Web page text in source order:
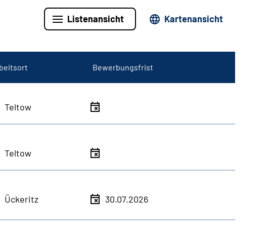
Listenansicht Kartenansicht
Bewerbungsfrist
Teltow
Teltow
Ückeritz 30.07.2026